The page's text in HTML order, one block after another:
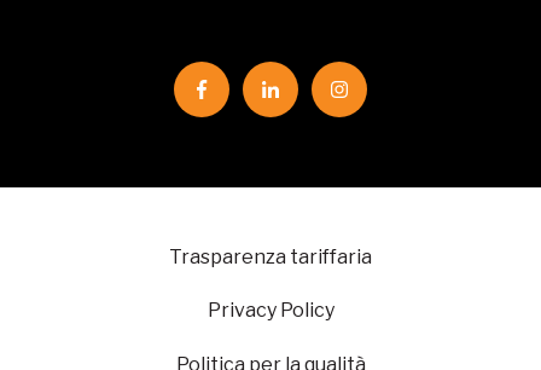
Trasparenza tariffaria
Privacy Policy
Politica per la qualità